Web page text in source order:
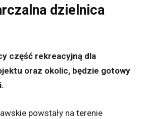
dzielnica
część rekreacyjną dla
oraz okolic, będzie gotowy
powstały na terenie